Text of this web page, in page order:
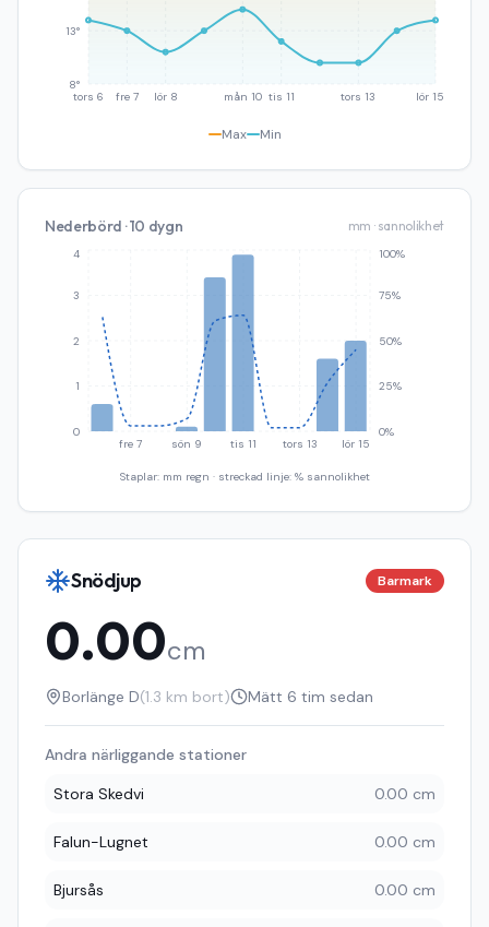
tors 6 fre 7 lör 8 mån 10 tis 11 tors 13 lör 15
8°
13°
Max Min
Nederbörd · 10 dygn mm · sannolikhet
fre 7 sön 9 tis 11 tors 13 lör 15
0
1
2
3
4
0%
25%
50%
75%
100%
Staplar: mm regn · streckad linje: % sannolikhet
Snödjup Barmark
0.00cm
Borlänge D(1.3 km bort) Mätt 6 tim sedan
Andra närliggande stationer
Stora Skedvi
0.00 cm
Falun-Lugnet 0.00 cm
Bjursås 0.00 cm